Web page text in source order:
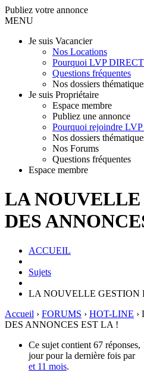
Publiez votre annonce
MENU
Je suis Vacancier
Nos Locations
Pourquoi LVP
Questions fréquentes
Nos dossiers
Je suis Propriétaire
Espace membre
Publiez une annonce
Pourquoi rejoindre
Nos dossiers
Nos Forums
Questions fréquentes
Espace membre
LA
DES
ACCUEIL
Sujets
LA NOUVELLE GESTION
Accueil › FORUMS › HOT-LINE ›
DES ANNONCES EST LA !
Ce sujet contient 67
jour pour la dernière fois par
et 11 mois.